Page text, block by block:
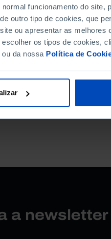
funcionamento do site,
outro tipo de cookies, que
ou apresentar as melhores
os tipos de cookies,
da nossa Política de
a